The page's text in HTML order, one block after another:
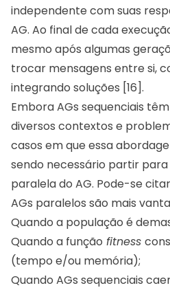
independente com suas
AG. Ao final de cada
mesmo após algumas
trocar mensagens entre si,
integrando soluções [16].
Embora AGs sequenciais
diversos contextos e
casos em que essa
sendo necessário partir
paralela do AG. Pode-se
AGs paralelos são mais
Quando a população é
Quando a função fitness
(tempo e/ou memória);
Quando AGs sequenciais